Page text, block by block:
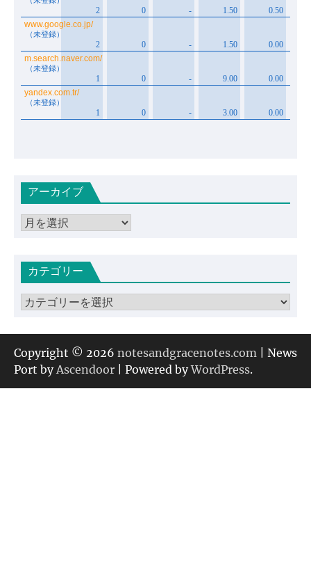
アーカイブ
ア
イカテゴリー
カ
ゴ
リ
ー
Copyright © 2026 notesandgracenotes.com | News
Port byAscendoor | Powered byWordPress.